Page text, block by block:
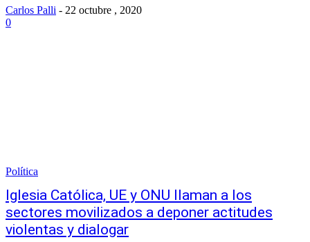
Carlos Palli - 22 octubre , 2020
0
Política
Iglesia Católica, UE y ONU llaman a los
sectores movilizados a deponer actitudes
violentas y dialogar